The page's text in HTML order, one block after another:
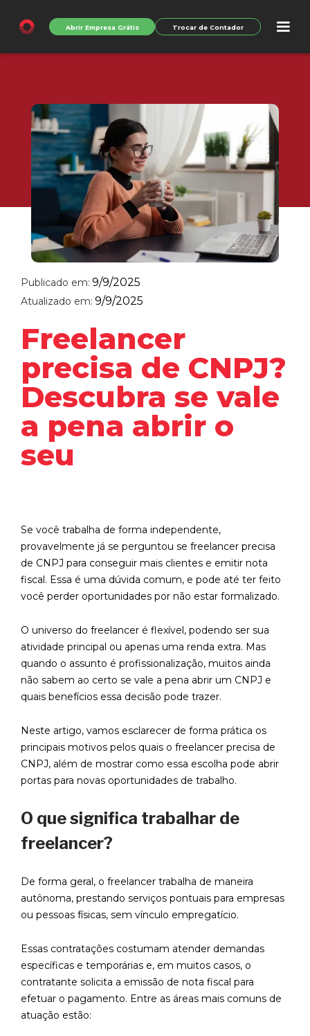
Abrir Empresa Grátis Trocar de Contador
Publicado em: 9/9/2025
Atualizado em: 9/9/2025
Freelancer
precisa de CNPJ?
Descubra se vale
a pena abrir o
seu
Se você trabalha de forma independente,
provavelmente já se perguntou se freelancer precisa
de CNPJ para conseguir mais clientes e emitir nota
fiscal. Essa é uma dúvida comum, e pode até ter feito
você perder oportunidades por não estar formalizado.
O universo do freelancer é flexível, podendo ser sua
atividade principal ou apenas uma renda extra. Mas
quando o assunto é profissionalização, muitos ainda
não sabem ao certo se vale a pena abrir um CNPJ e
quais benefícios essa decisão pode trazer.
Neste artigo, vamos esclarecer de forma prática os
principais motivos pelos quais o freelancer precisa de
CNPJ, além de mostrar como essa escolha pode abrir
portas para novas oportunidades de trabalho.
O que significa trabalhar de
freelancer?
De forma geral, o freelancer trabalha de maneira
autônoma, prestando serviços pontuais para empresas
ou pessoas físicas, sem vínculo empregatício.
Essas contratações costumam atender demandas
específicas e temporárias e, em muitos casos, o
contratante solicita a emissão de nota fiscal para
efetuar o pagamento. Entre as áreas mais comuns de
atuação estão: